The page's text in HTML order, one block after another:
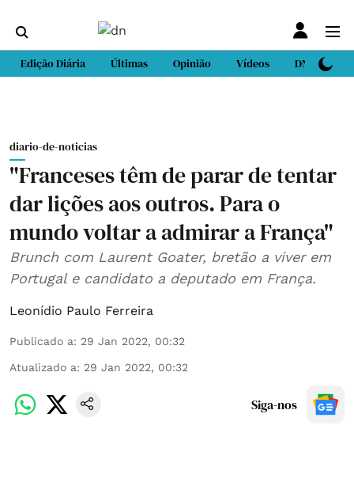
Edição Diária Últimas Opinião Vídeos DN Sport
diario-de-noticias
"Franceses têm de parar de tentar
dar lições aos outros. Para o
mundo voltar a admirar a França"
Brunch com Laurent Goater, bretão a viver em
Portugal e candidato a deputado em França.
Leonídio Paulo Ferreira
Publicado a: 29 Jan 2022, 00:32
Atualizado a: 29 Jan 2022, 00:32
Siga-nos